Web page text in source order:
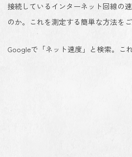
接続しているインターネット回線の
のか。これを測定する簡単な方法をご
Googleで「ネット速度」と検索。こ